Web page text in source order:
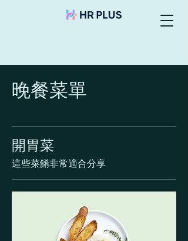
晚餐菜單
開胃菜
這些菜餚非常適合分享